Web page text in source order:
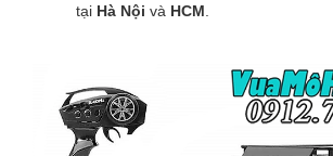
tại Hà Nội và HCM